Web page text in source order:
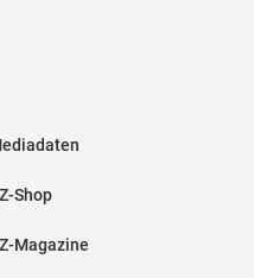
Shop
Magazine